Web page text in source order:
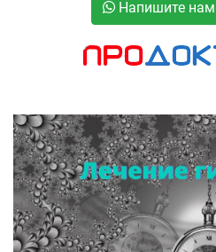
Напишите нам